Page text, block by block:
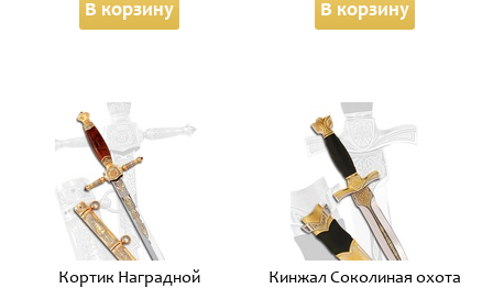
В корзину В корзину
Кортик Наградной
Кинжал Соколиная охота